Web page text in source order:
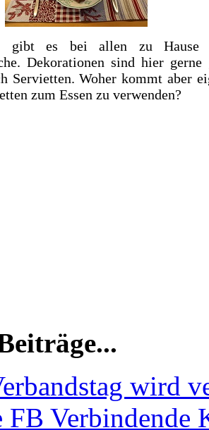
gibt es bei allen zu Hause
Dekorationen sind hier gerne
Servietten. Woher kommt aber
zum Essen zu verwenden?
wird
FB Verbindende